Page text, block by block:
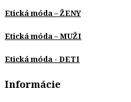
Etická móda – ŽENY
Etická móda – MUŽI
Etická móda - DETI
Informácie